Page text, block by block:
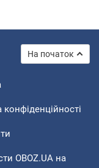
На початок
конфіденційності
OBOZ.UA на